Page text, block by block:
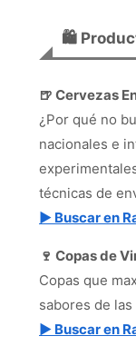
🛍️
🍺 Cervezas
¿Por qué no
nacionales e
técnicas de
▶ Buscar en
🍷 Copas de
Copas que
sabores de
▶ Buscar en